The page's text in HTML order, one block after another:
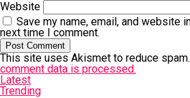
Website
Save my name, email, and website
next time I comment.
This site uses Akismet to reduce spam.
comment data is processed.
Latest
Trending